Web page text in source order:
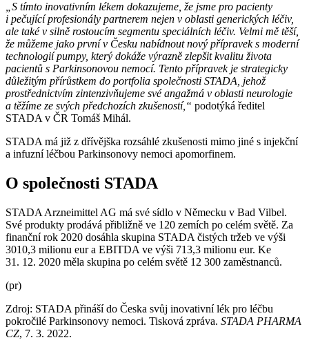
„S tímto inovativním lékem dokazujeme, že jsme pro pacienty
i pečující profesionály partnerem nejen v oblasti generických léčiv,
ale také v silně rostoucím segmentu speciálních léčiv. Velmi mě těší,
že můžeme jako první v Česku nabídnout nový přípravek s moderní
technologií pumpy, který dokáže výrazně zlepšit kvalitu života
pacientů s Parkinsonovou nemocí. Tento přípravek je strategicky
důležitým přírůstkem do portfolia společnosti STADA, jehož
prostřednictvím zintenzivňujeme své angažmá v oblasti neurologie
a těžíme ze svých předchozích zkušeností,“ podotýká ředitel
STADA v ČR Tomáš Mihál.
STADA má již z dřívějška rozsáhlé zkušenosti mimo jiné s injekční
a infuzní léčbou Parkinsonovy nemoci apomorfinem.
O společnosti STADA
STADA Arzneimittel AG má své sídlo v Německu v Bad Vilbel.
Své produkty prodává přibližně ve 120 zemích po celém světě. Za
finanční rok 2020 dosáhla skupina STADA čistých tržeb ve výši
3010,3 milionu eur a EBITDA ve výši 713,3 milionu eur. Ke
31. 12. 2020 měla skupina po celém světě 12 300 zaměstnanců.
(pr)
Zdroj: STADA přináší do Česka svůj inovativní lék pro léčbu
pokročilé Parkinsonovy nemoci. Tisková zpráva. STADA PHARMA
CZ, 7. 3. 2022.